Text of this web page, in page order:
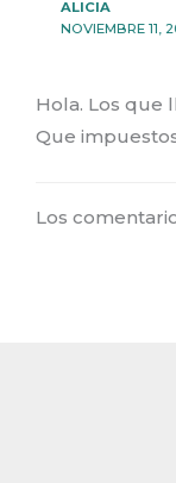
ALICIA
NOVIEMBRE 11,
Hola. Los que
Que
Los